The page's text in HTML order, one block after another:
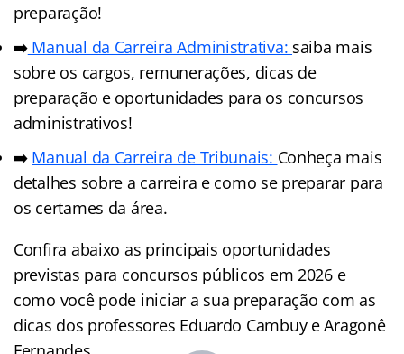
preparação!
➡️Manual da Carreira Administrativa: saiba mais
sobre os cargos, remunerações, dicas de
preparação e oportunidades para os concursos
administrativos!
➡️ Manual da Carreira de Tribunais: Conheça mais
detalhes sobre a carreira e como se preparar para
os certames da área.
Confira abaixo as principais oportunidades
previstas para concursos públicos em 2026 e
como você pode iniciar a sua preparação com as
dicas dos professores Eduardo Cambuy e Aragonê